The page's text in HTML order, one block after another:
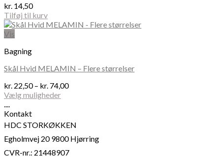
vælges
på
varesiden
kr. 14,50
Tilføj til kurv
Vis
Bagning
Skål Hvid MELAMIN – Flere størrelser
kr. 22,50 – kr. 74,00Prisinterval:
Vælg muligheder
vare
har
varianter.
Mulighederne
Kontakt
HDC STORKØKKEN
Egholmvej 20 9800 Hjørring
CVR-nr.: 21448907